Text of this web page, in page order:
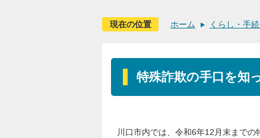
現在の位置 ホーム くらし・手続
特殊詐欺の手口を知
川口市内では、令和6年12月末までの